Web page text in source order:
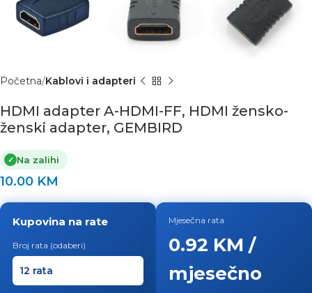
Početna Kablovi i adapteri
HDMI adapter A-HDMI-FF, HDMI žensko-
ženski adapter, GEMBIRD
✓ Na zalihi
10.00 KM
Kupovina na rate
Broj rata (odaberi)
Mjesečna rata
0.92 KM /
mjesečno